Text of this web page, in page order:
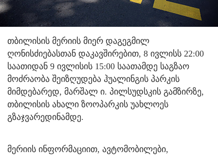
თბილისის მერიის მიერ დაგეგმილ
ღონისძიებასთან დაკავშირებით, 8 ივლისს 22:00
საათიდან 9 ივლისის 15:00 საათამდე საგზაო
მოძრაობა შეიზღუდება ჰუალინგის პარკის
მიმდებარედ, მარშალ ი. პილსუდსკის გამზირზე,
თბილისის ახალი ზოოპარკის უახლოეს
გზაჯვარედინამდე.
მერიის ინფორმაციით, ავტომობილები,